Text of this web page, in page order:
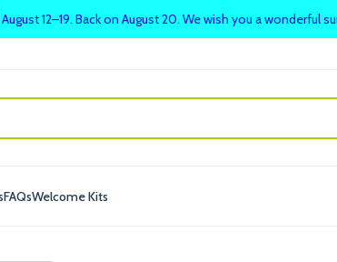
FAQsWelcome Kits
12–19. Back on August 20. We wish you a wonderful